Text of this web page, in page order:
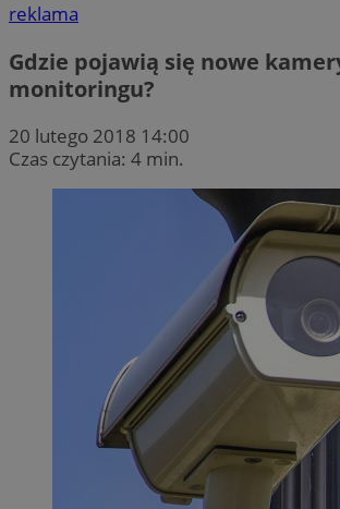
reklama
Gdzie pojawią się nowe
monitoringu?
20 lutego 2018 14:00
Czas czytania: 4 min.